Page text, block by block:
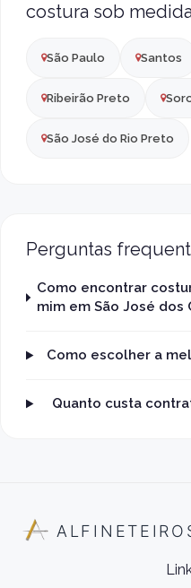
costura sob
São Paulo Santos
Ribeirão Preto
São José do Rio Preto
Perguntas
Como encontrar
mim em São José dos
Como escolher a
Quanto custa